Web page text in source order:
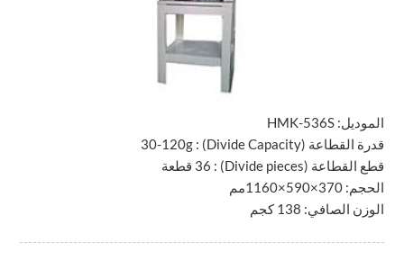
الموديل:HMK-536S
قدرة القطاعة (Divide Capacity)
:
30-120g
قطع القطاعة (Divide pieces) : 36 قطعة
الحجم: 370×590×1160مم
الوزن الصافي: 138 كجم